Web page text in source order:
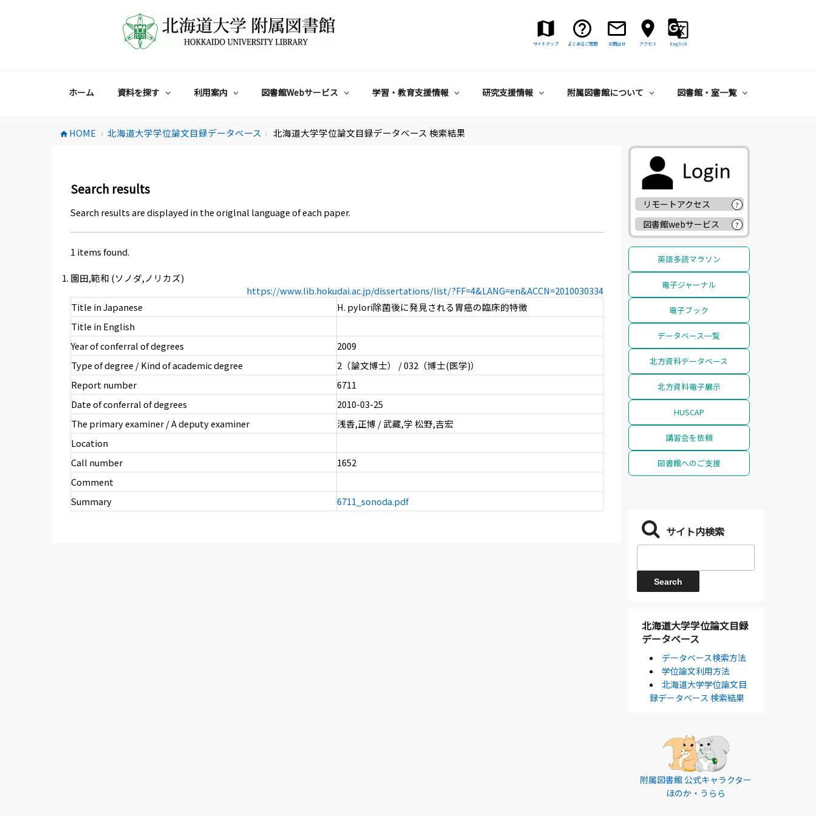
サイトマップ よくあるご質問 お問合せ アクセス English
ホーム 資料を探す 利用案内 図書館Webサービス 学習・教育支援情報 研究支援情報 附属図書館について 図書館・室一覧
home HOME chevron_right 北海道大学学位論文目録データベース chevron_right 北海道大学学位論文目録データベース 検索結果
Search results
Search results are displayed in the origlnal language of each paper.
1 items found.
園田,範和 (ソノダ,ノリカズ)
https://www.lib.hokudai.ac.jp/dissertations/list/?FF=4&LANG=en&ACCN=2010030334
Title in Japanese
H. pylori除菌後に発見される胃癌の臨床的特徴
Title in English
Year of conferral of degrees
2009
Type of degree / Kind of academic degree
2（論文博士） / 032（博士(医学)）
Report number
6711
Date of conferral of degrees
2010-03-25
The primary examiner / A deputy examiner
浅香,正博 / 武藏,学 松野,吉宏
Location
Call number
1652
Comment
Summary
6711_sonoda.pdf
リモートアクセス ?
図書館webサービス ?
英語多読マラソン
電子ジャーナル
電子ブック
データベース一覧
北方資料データベース
北方資料電子展示
HUSCAP
講習会を依頼
図書館へのご支援
サイト内検索
北海道大学学位論文目録
データベース
データベース検索方法
学位論文利用方法
北海道大学学位論文目
録データベース 検索結果
附属図書館 公式キャラクター
ほのか・うらら